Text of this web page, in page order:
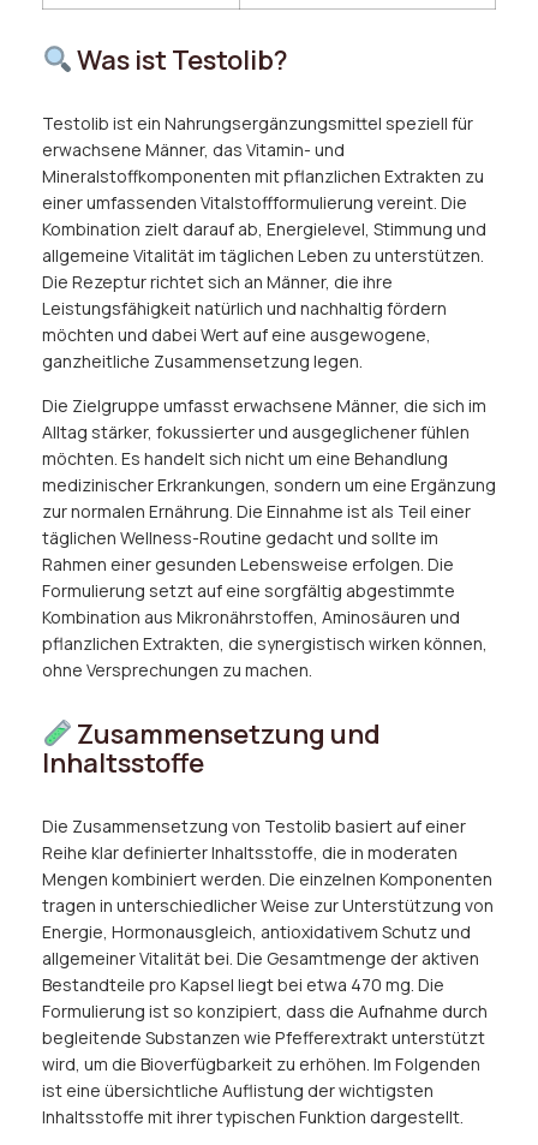
Was ist Testolib?
Testolib ist ein Nahrungsergänzungsmittel speziell für
erwachsene Männer, das Vitamin- und
Mineralstoffkomponenten mit pflanzlichen Extrakten zu
einer umfassenden Vitalstoffformulierung vereint. Die
Kombination zielt darauf ab, Energielevel, Stimmung und
allgemeine Vitalität im täglichen Leben zu unterstützen.
Die Rezeptur richtet sich an Männer, die ihre
Leistungsfähigkeit natürlich und nachhaltig fördern
möchten und dabei Wert auf eine ausgewogene,
ganzheitliche Zusammensetzung legen.
Die Zielgruppe umfasst erwachsene Männer, die sich im
Alltag stärker, fokussierter und ausgeglichener fühlen
möchten. Es handelt sich nicht um eine Behandlung
medizinischer Erkrankungen, sondern um eine Ergänzung
zur normalen Ernährung. Die Einnahme ist als Teil einer
täglichen Wellness-Routine gedacht und sollte im
Rahmen einer gesunden Lebensweise erfolgen. Die
Formulierung setzt auf eine sorgfältig abgestimmte
Kombination aus Mikronährstoffen, Aminosäuren und
pflanzlichen Extrakten, die synergistisch wirken können,
ohne Versprechungen zu machen.
Zusammensetzung und
Inhaltsstoffe
Die Zusammensetzung von Testolib basiert auf einer
Reihe klar definierter Inhaltsstoffe, die in moderaten
Mengen kombiniert werden. Die einzelnen Komponenten
tragen in unterschiedlicher Weise zur Unterstützung von
Energie, Hormonausgleich, antioxidativem Schutz und
allgemeiner Vitalität bei. Die Gesamtmenge der aktiven
Bestandteile pro Kapsel liegt bei etwa 470 mg. Die
Formulierung ist so konzipiert, dass die Aufnahme durch
begleitende Substanzen wie Pfefferextrakt unterstützt
wird, um die Bioverfügbarkeit zu erhöhen. Im Folgenden
ist eine übersichtliche Auflistung der wichtigsten
Inhaltsstoffe mit ihrer typischen Funktion dargestellt.